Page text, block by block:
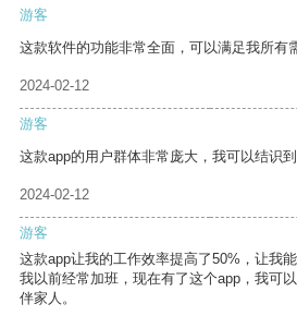
游客
这款软件的功能非常全面，可以满足我所有
2024-02-12
游客
这款app的用户群体非常庞大，我可以结识
2024-02-12
游客
这款app让我的工作效率提高了50%，让我
我以前经常加班，现在有了这个app，我可
伴家人。